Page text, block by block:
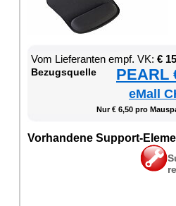
Vom Lie­fe­ran­ten empf. VK: €
Be­zugs­quel­le PEARL
eMall
Nur € 6,50 pro
Vor­han­de­ne Sup­port-